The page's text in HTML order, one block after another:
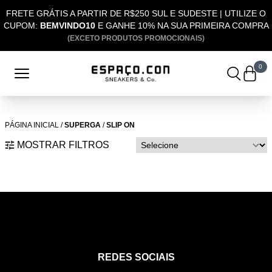
FRETE GRÁTIS A PARTIR DE R$250 SUL E SUDESTE | UTILIZE O
CUPOM: BEMVINDO10E GANHE 10% NA SUA PRIMEIRA COMPRA
(EXCETO PRODUTOS PROMOCIONAIS)
0
PÁGINA INICIAL /SUPERGA /SLIP ON
MOSTRAR FILTROS
REDES SOCIAIS